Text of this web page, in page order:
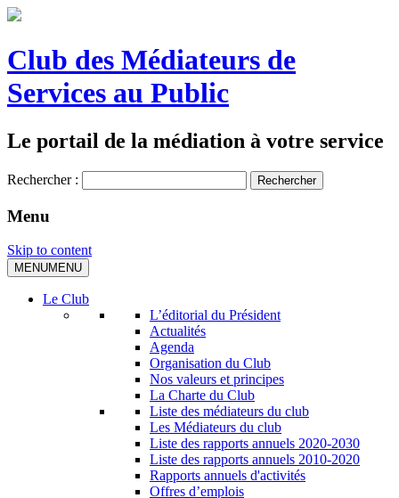
Club des Médiateurs de
Services au Public
Le portail de la médiation à votre service
Rechercher :
Menu
Skip to content
MENUMENU
Le Club
L’éditorial du Président
Actualités
Agenda
Organisation du Club
Nos valeurs et principes
La Charte du Club
Liste des médiateurs du club
Les Médiateurs du club
Liste des rapports annuels 2020-2030
Liste des rapports annuels 2010-2020
Rapports annuels d'activités
Offres d’emplois